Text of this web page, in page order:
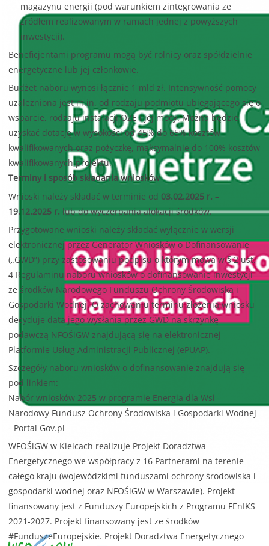
magazynu energii (pod warunkiem zintegrowania ze
źródłem realizowanym w ramach jednej z powyższych
inwestycji).
Beneficjentami programu mogą być rolnicy oraz spółdzielnie
energetyczne lub jej członkowie.
Budżet naboru wynosi łącznie 1 mld zł. Intensywność pomocy
uzależniona jest m.in. od rodzaju podmiotu ubiegającego się o
wsparcie, rodzaju instalacji OZE i jej mocy. Można będzie
uzyskać dotację w wysokości od 45% do 65% kosztów
kwalifikowanych oraz pożyczkę, maksymalnie do 100% kosztów
kwalifikowanych projektu.
Terminy i sposób składania wniosków
Wnioski należy składać w terminie od 03.02.2025 r. –
19.12.2025 r. lub do wyczerpania alokacji środków.
Przygotowane wnioski należy składać wyłącznie w wersji
elektronicznej przez Generator Wniosków o Dofinansowanie
(„GWD”) przy zastosowaniu podpisu o którym mowa w § 2 ust.
4 Regulaminu naboru wniosków o dofinansowanie inwestycji
ze środków Narodowego Funduszu Ochrony Środowiska i
Gospodarki Wodnej. O zachowaniu terminu złożenia wniosku
decyduje data jego wysłania przez GWD na skrzynkę
podawczą NFOŚiGW znajdującą się na elektronicznej
Platformie Usług Administracji Publicznej (ePUAP).
Szczegóły naboru wniosków o dofinansowanie znajdują się
pod linkiem:
Nabór wniosków 2025 w programie Energia dla Wsi -
Narodowy Fundusz Ochrony Środowiska i Gospodarki Wodnej
- Portal Gov.pl
WFOŚiGW w Kielcach realizuje Projekt Doradztwa
Energetycznego we współpracy z 16 Partnerami na terenie
całego kraju (wojewódzkimi funduszami ochrony środowiska i
gospodarki wodnej oraz NFOŚiGW w Warszawie). Projekt
finansowany jest z Funduszy Europejskich z Programu FEnIKS
2021-2027. Projekt finansowany jest ze środków
#FunduszeEuropejskie. Projekt Doradztwa Energetycznego